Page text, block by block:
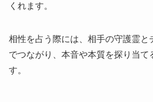
くれます。
相性を占う際には、相手の守護霊と
でつながり、本音や本質を探り当て
す。